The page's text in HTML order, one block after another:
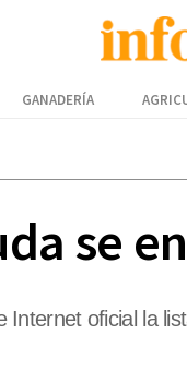
GANADERÍA
se
oficial la